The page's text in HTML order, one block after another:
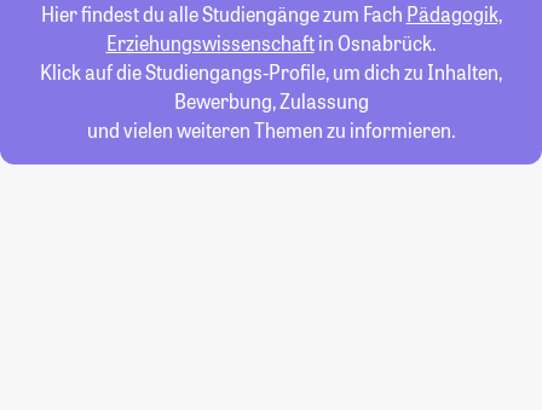
Hier findest du alle Studiengänge zum Fach Pädagogik,
Erziehungswissenschaftin Osnabrück.
Klick auf die Studiengangs-Profile, um dich zu Inhalten,
Bewerbung, Zulassung
und vielen weiteren Themen zu informieren.